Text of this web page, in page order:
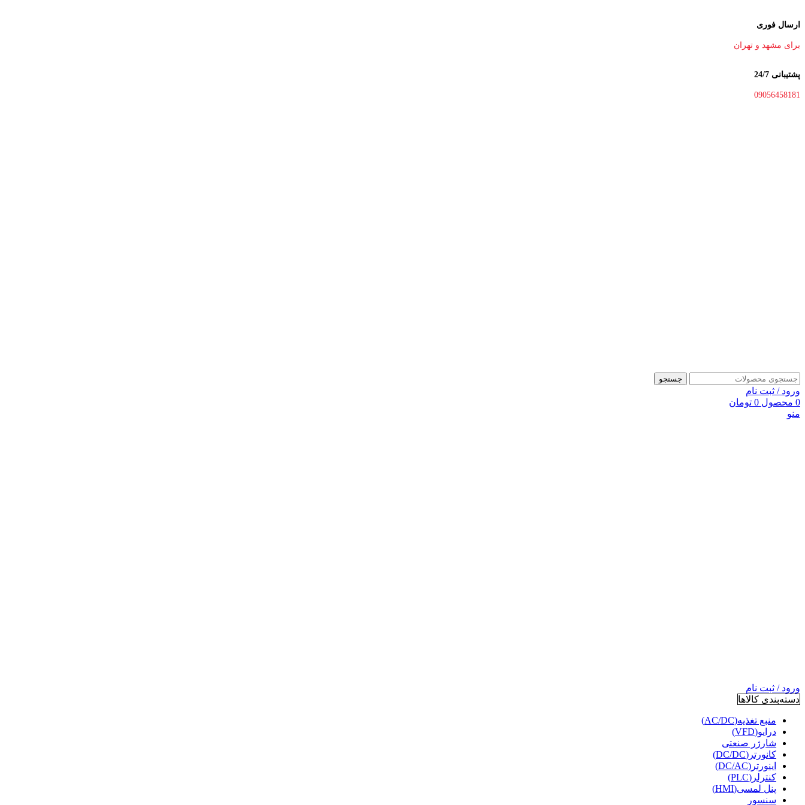
ارسال فوری
برای مشهد و تهران
پشتیبانی 24/7
09056458181
جستجو
ورود / ثبت نام
0 محصول 0 تومان
منو
ورود / ثبت نام
دسته‌بندی کالاها
منبع تغذیه(AC/DC)
درایو(VFD)
شارژر صنعتی
کانورتر(DC/DC)
اینورتر(DC/AC)
کنترلر(PLC)
پنل لمسی(HMI)
سنسور